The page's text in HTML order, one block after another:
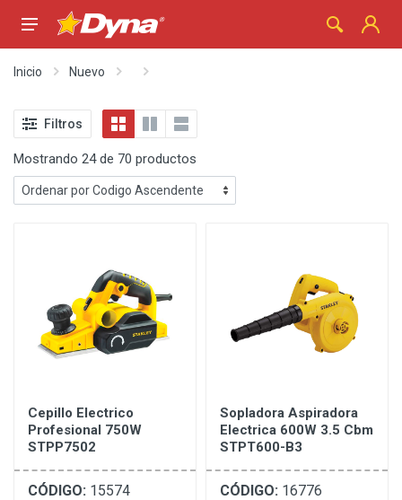
Inicio Nuevo
Filtros
Mostrando 24 de 70 productos
Cepillo Electrico
Profesional 750W
STPP7502
CÓDIGO: 15574
Sopladora Aspiradora
Electrica 600W 3.5 Cbm
STPT600-B3
CÓDIGO: 16776